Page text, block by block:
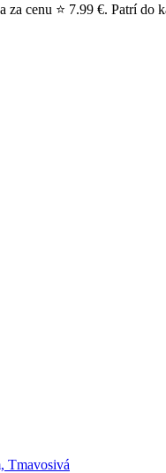
cenu ⭐ 7.99 €. Patrí
Tmavosivá